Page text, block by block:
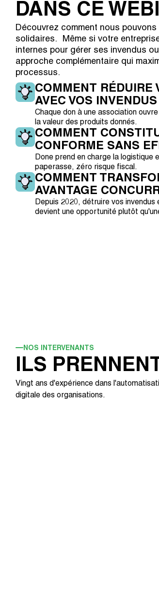
DANS CE
Découvrez comment nous
solidaires. Même si votre
internes pour gérer ses invendus
approche complémentaire qui
processus.
COMMENT RÉDUIRE
AVEC VOS INVENDUS
Chaque don à une association
la valeur des produits donnés.
COMMENT
CONFORME SANS
Done prend en charge la
paperasse, zéro risque fiscal.
COMMENT
AVANTAGE
Depuis 2020, détruire vos
devient une opportunité plutôt
NOS INTERVENANTS
ILS
Vingt ans d'expérience dans
digitale des organisations.